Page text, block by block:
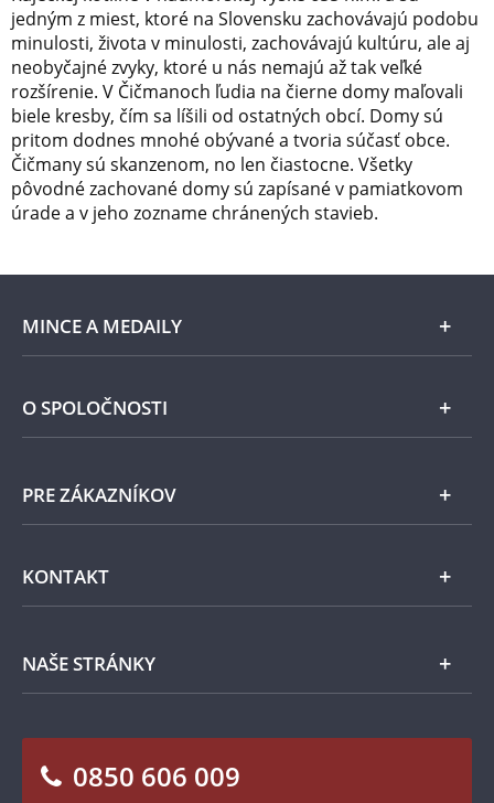
jedným z miest, ktoré na Slovensku zachovávajú podobu
minulosti, života v minulosti, zachovávajú kultúru, ale aj
neobyčajné zvyky, ktoré u nás nemajú až tak veľké
rozšírenie. V Čičmanoch ľudia na čierne domy maľovali
biele kresby, čím sa líšili od ostatných obcí. Domy sú
pritom dodnes mnohé obývané a tvoria súčasť obce.
Čičmany sú skanzenom, no len čiastocne. Všetky
pôvodné zachované domy sú zapísané v pamiatkovom
úrade a v jeho zozname chránených stavieb.
MINCE A MEDAILY
Len v Národnej Pokladnici
Pamätné medaily
100. výročie vzniku Česko-Slovenska
O SPOLOČNOSTI
Národná Pokladnica
PRE ZÁKAZNÍKOV
Všeobecné obchodné podmienky
Ochrana osobných údajov
KONTAKT
Napíšte nám
NAŠE STRÁNKY
Blog Pokladnica mincí
Facebook Národnej Pokladnice
0850 606 009